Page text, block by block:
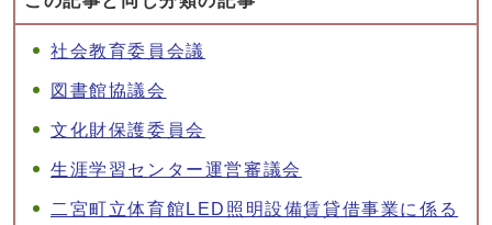
社会教育委員会議
図書館協議会
文化財保護委員会
生涯学習センター運営審議会
二宮町立体育館LED照明設備賃貸借事業に係る